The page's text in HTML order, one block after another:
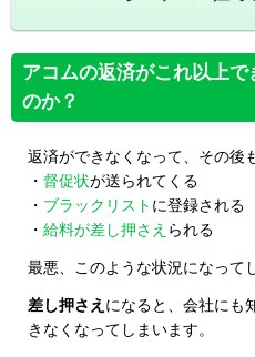
アコムの返済がこれ以上
のか？
返済ができなくなって、その後
・ 督促状が送られてくる
・ ブラックリスト に登録される
・ 給料が差し押さえ られる
最悪、このような状況になって
差し押さえ になると、会社にも
きなくなってしまいます。